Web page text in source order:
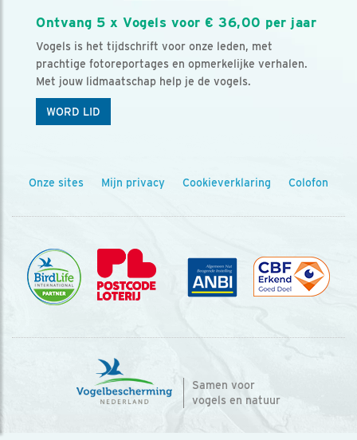
Ontvang 5 x Vogels voor € 36,00 per jaar
Vogels is het tijdschrift voor onze leden, met
prachtige fotoreportages en opmerkelijke verhalen.
Met jouw lidmaatschap help je de vogels.
WORD LID
Onze sites Mijn privacy Cookieverklaring Colofon
Samen voor
vogels en natuur